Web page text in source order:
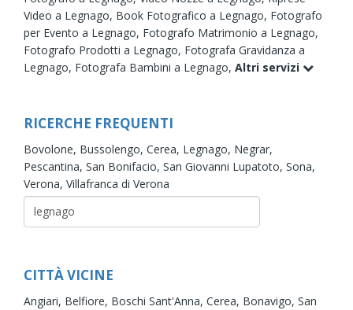
Video a Legnago, Book Fotografico a Legnago, Fotografo
per Evento a Legnago, Fotografo Matrimonio a Legnago,
Fotografo Prodotti a Legnago, Fotografa Gravidanza a
Legnago, Fotografa Bambini a Legnago, Altri servizi
RICERCHE FREQUENTI
Bovolone, Bussolengo, Cerea, Legnago, Negrar,
Pescantina, San Bonifacio, San Giovanni Lupatoto, Sona,
Verona, Villafranca di Verona
CITTÀ VICINE
Angiari, Belfiore, Boschi Sant'Anna, Cerea, Bonavigo, San